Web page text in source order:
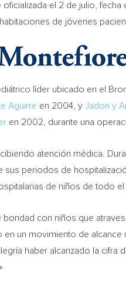
el 2 de julio,
de jóvenes
líder ubicado en el
Aguirre en 2004, y Jadon y
en 2002, durante una
atención médica.
periodos de
de niños de todo el
con niños que
un movimiento de
haber alcanzado la